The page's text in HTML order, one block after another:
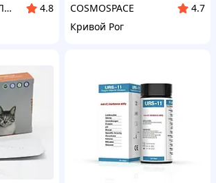
ТОВ ВКФ "Фарм-Лайн"
4.8
COSMOSPACE
4.7
Кривой Рог